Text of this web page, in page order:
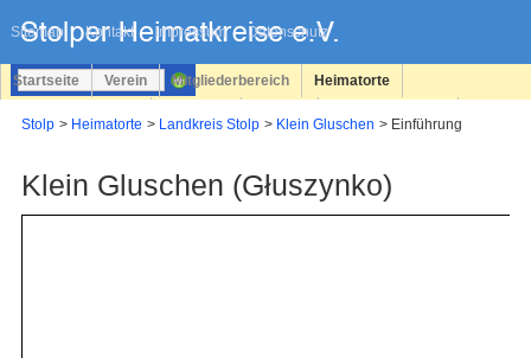
Sitemap Kontakt Impressum Datenschutz
überspringen
Startseite Verein Mitgliederbereich Heimatorte
Stolp Heimatorte Landkreis Stolp Klein Gluschen Einführung
Klein Gluschen (Głuszynko)